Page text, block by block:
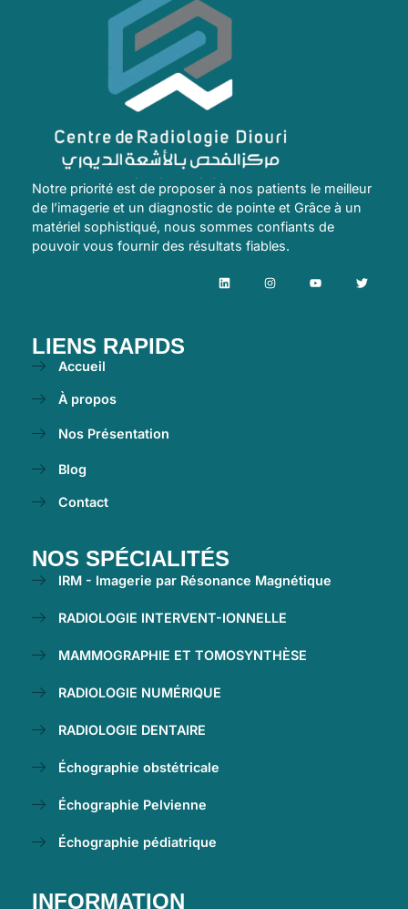
Notre priorité est de proposer à nos patients le meilleur
de l’imagerie et un diagnostic de pointe et Grâce à un
matériel sophistiqué, nous sommes confiants de
pouvoir vous fournir des résultats fiables.
LIENS RAPIDS
Accueil
À propos
Nos Présentation
Blog
Contact
NOS SPÉCIALITÉS
IRM - Imagerie par Résonance Magnétique
RADIOLOGIE INTERVENT-IONNELLE
MAMMOGRAPHIE ET TOMOSYNTHÈSE
RADIOLOGIE NUMÉRIQUE
RADIOLOGIE DENTAIRE
Échographie obstétricale
Échographie Pelvienne
Échographie pédiatrique
INFORMATION